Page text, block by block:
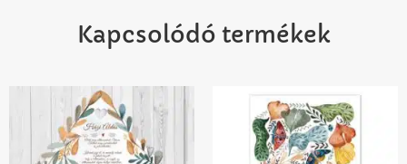
Kapcsolódó termékek